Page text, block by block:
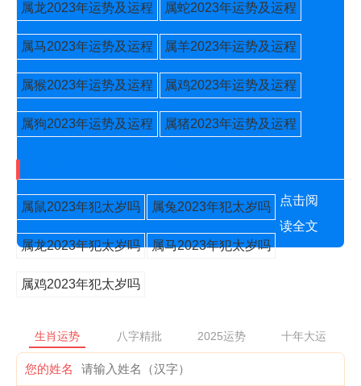
属龙2023年运势及运程 属蛇2023年运势及运程
属马2023年运势及运程 属羊2023年运势及运程
属猴2023年运势及运程 属鸡2023年运势及运程
属狗2023年运势及运程 属猪2023年运势及运程
属鼠2023年犯太岁吗 属兔2023年犯太岁吗
属龙2023年犯太岁吗 属马2023年犯太岁吗
属鸡2023年犯太岁吗
点击阅
读全文
生肖运势 八字精批 2025运势 十年大运
您的姓名